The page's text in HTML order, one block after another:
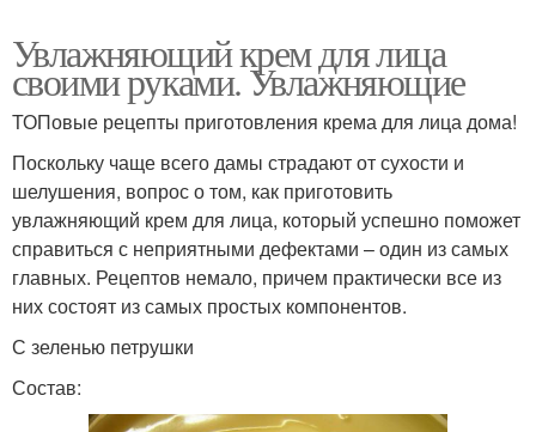
Увлажняющий крем для лица
своими руками. Увлажняющие
ТОПовые рецепты приготовления крема для лица дома!
Поскольку чаще всего дамы страдают от сухости и
шелушения, вопрос о том, как приготовить
увлажняющий крем для лица, который успешно поможет
справиться с неприятными дефектами – один из самых
главных. Рецептов немало, причем практически все из
них состоят из самых простых компонентов.
С зеленью петрушки
Состав: